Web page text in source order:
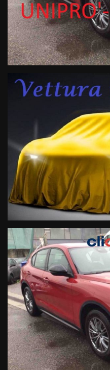
CARATTERISTICHE DI
Motore:2.2 Turbo Diesel
potenza e consumi ridotti.
Trazione:Posteriore per
Automatico
DNA.
TOP ACCESSORI DI SERIE
Estetica & Luci:Nuovi fari
Vetri Privacy.
Tecnologia:
Navigatore
Auto e ricarica Wireless.
Adas (Guida assistita):
mantenimento carreggiata,
frenata anticollisione e
Retrocamera.
Comfort:Portellone
bi-zona.
I NOSTRI SERVIZI IN SEDE
Valutiamo e ritiriamo la
Finanziamenti
agevolato.
Passaggio di proprietà